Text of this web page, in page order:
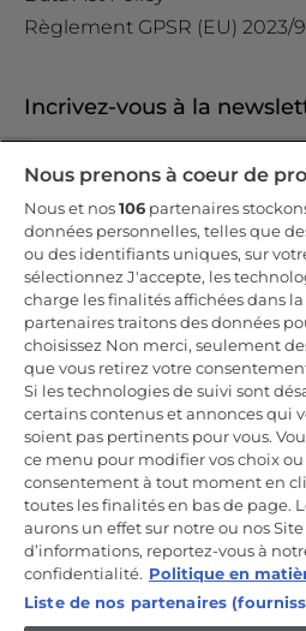
Règlement GPSR (EU) 2023/
Incrivez-vous à la
première
CANDY HOOVER GROUP S.r.I. -
Via Comolli, 57 - 20861 Brugherio (MB)
ADMINISTRATIFS : Via Privata Eden
Brugherio (MB) et Via Trento n. 20/A-
Italie - Tél. : +39.039.2086.1 - Fax :
35 000 000,00 € iv - Cod. Code fiscal
registre du commerce de Milan-Monza-
Numéro de TVA 00786860965 -
Autorisation IT AEOF 211870 - Société
gestion et de coordination de Candy
FR / Français
Nous prenons à coeur de
Nous et nos106 partenaires
données personnelles, telles que
ou des identifiants uniques, sur
sélectionnez J'accepte, les
charge les finalités affichées dans
partenaires traitons des données
choisissez Non merci, seulement
que vous retirez votre
Si les technologies de suivi sont
certains contenus et annonces qui
soient pas pertinents pour vous.
ce menu pour modifier vos choix
consentement à tout moment en
toutes les finalités en bas de page.
aurons un effet sur notre ou nos
d’informations, reportez-vous à
confidentialité. Politique en
Liste de nos partenaires